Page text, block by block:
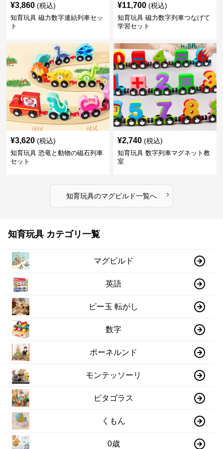
¥3,860 (税込)
知育玩具 磁力数字連結列車セッ
ト
¥11,700 (税込)
知育玩具 磁力数字列車つなげて
学習セット
¥3,620 (税込)
知育玩具 恐竜と動物の磁石列車
セット
¥2,740 (税込)
知育玩具 数字列車マグネット教
室
知育玩具のマグビルド一覧へ ›
知育玩具 カテゴリ一覧
マグビルド
英語
ビー玉 転がし
数字
ポーネルンド
モンテッソーリ
ピタゴラス
くもん
0歳